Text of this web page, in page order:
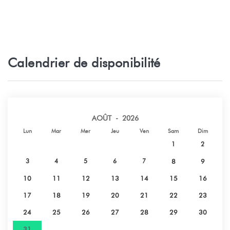
Restaurant - HOLY STEAK HOUSE,
Unnamed Road, Paopao,, Polynésie
Maiao, Polynésie française
Ta'ahiamanu, Moorea-Maiao, Polynésie
française
Calendrier de disponibilité
AOÛT - 2026
Lun Mar Mer Jeu Ven Sam Dim
1 2
3 4 5 6 7 8 9
10 11 12 13 14 15 16
17 18 19 20 21 22 23
24 25 26 27 28 29 30